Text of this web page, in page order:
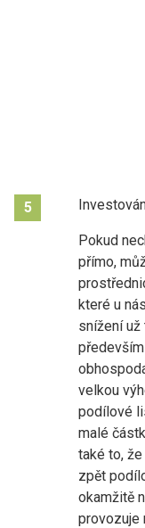
5
Pokud
přímo,
které u
snížení už
velkou
podílové
malé
také to,
zpět
okamžitě
provozuje